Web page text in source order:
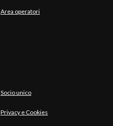
Area operatori
Socio unico
Privacy e Cookies